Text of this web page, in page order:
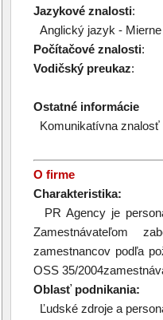
Jazykové znalosti:
Anglický jazyk -
Počítačové znalosti:
Vodičský preukaz:
Ostatné informácie
Komunikatívna
O firme
Charakteristika:
PR Agency je
Zamestnávateľom
zamestnancov podľa
OSS 35/
Oblasť podnikania:
Ľudské zdroje a